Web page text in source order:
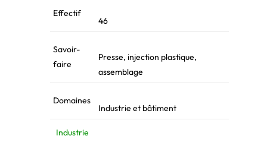
Effectif
46
Savoir-
faire
Presse, injection plastique,
assemblage
Domaines
Industrie et bâtiment
Industrie